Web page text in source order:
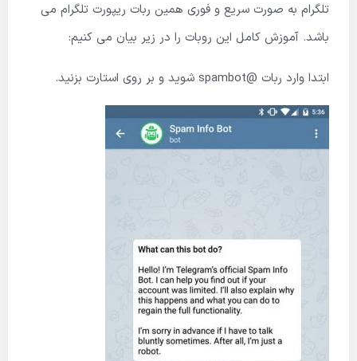
تلگرام به صورت سریع و فوری همین ربات ریپورت تلگرام می
باشد. آموزش کامل این روبات را در زیر بیان می کنیم:
ابتدا وارد ربات @spambot شوید و بر روی استارت بزنید.